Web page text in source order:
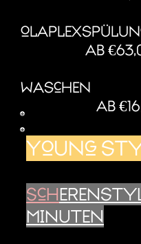
Young
Sch
Minuten
ab
ab